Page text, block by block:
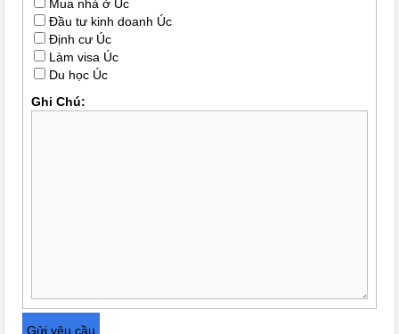
Mua nhà ở Úc
Đầu tư kinh doanh Úc
Định cư Úc
Làm visa Úc
Du học Úc
Ghi Chú: